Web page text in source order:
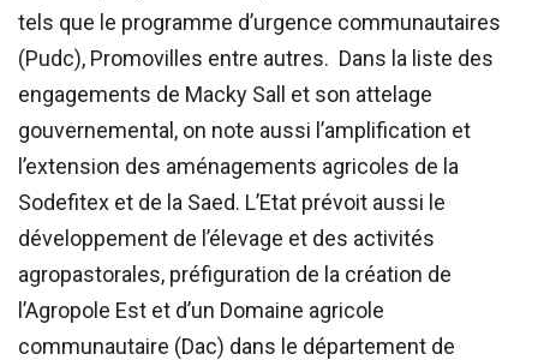
tels que le programme d’urgence communautaires
(Pudc), Promovilles entre autres. Dans la liste des
engagements de Macky Sall et son attelage
gouvernemental, on note aussi l’amplification et
l’extension des aménagements agricoles de la
Sodefitex et de la Saed. L’Etat prévoit aussi le
développement de l’élevage et des activités
agropastorales, préfiguration de la création de
l’Agropole Est et d’un Domaine agricole
communautaire (Dac) dans le département de